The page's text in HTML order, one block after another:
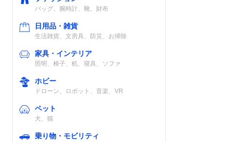
バッグ、腕時計、靴、財布
日用品・雑貨
生活雑貨、文房具、防災、お掃除
家具・インテリア
照明、椅子、机、寝具、ソファ
ホビー
ドローン、ロボット、音楽、VR
ペット
犬、猫
乗り物・モビリティ